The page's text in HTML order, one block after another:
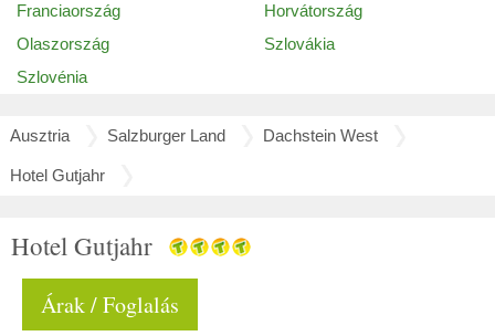
Franciaország
Horvátország
Olaszország
Szlovákia
Szlovénia
Ausztria Salzburger Land Dachstein West
Hotel Gutjahr
Hotel Gutjahr
Árak / Foglalás